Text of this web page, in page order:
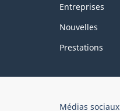
Entreprises
Nouvelles
Prestations
Marque
Médias sociaux